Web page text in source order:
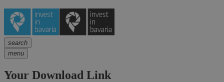
search
menu
Your Download Link